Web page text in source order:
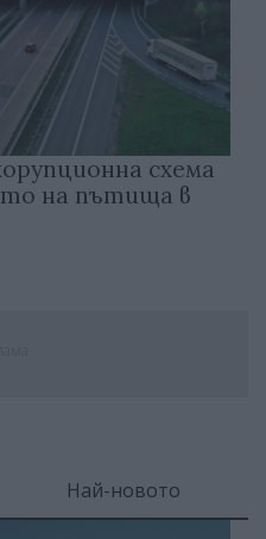
схема
на пътища в
Най-новото